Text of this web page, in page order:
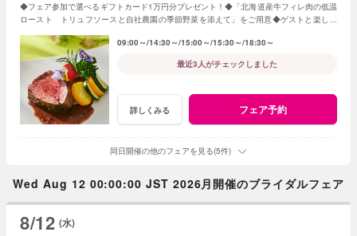
◆フェア参加で選べるギフトカード1万円分プレゼント！◆「北海道産牛フィレ肉の低温
ロースト トリュフソースと自社農園の季節野菜を添えて」をご用意◆ゲストと楽しめ
09:00～ 14:30～ 15:00～ 15:30～ 18:30～
最近3人がチェックしました
詳しくみる フェア予約
同日開催の他のフェアを見る(5件)
Wed Aug 12 00:00:00 JST 2026月開催のブライダルフェア
8/12 (水)